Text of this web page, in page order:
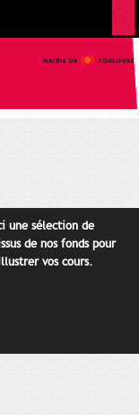
une sélection de
de nos fonds pour
vos cours.